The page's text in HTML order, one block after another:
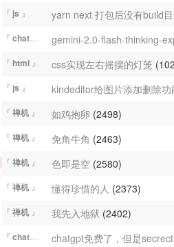
『 js 』 yarn next 打包后没有build目
『 chatGPT 』
『 html 』 css实现左右摇摆的灯笼
『 js 』 kindeditor给图片添加删除
『 禅机 』 如鸡抱卵 (2498)
『 禅机 』 免角牛角 (2463)
『 禅机 』 色即是空 (2580)
『 禅机 』 懂得珍惜的人 (2373)
『 禅机 』 我先入地狱 (2402)
『 chatGPT 』